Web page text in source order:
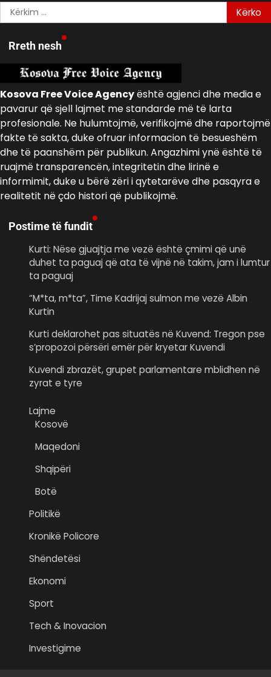
Kërko
për:
Rreth nesh
Kosova Free Voice Agencyështë agjenci dhe media e
pavarur që sjell lajmet me standarde më të larta
profesionale. Ne hulumtojmë, verifikojmë dhe raportojmë
fakte të sakta, duke ofruar informacion të besueshëm
dhe të paanshëm për publikun. Angazhimi ynë është të
ruajmë transparencën, integritetin dhe lirinë e
informimit, duke u bërë zëri i qytetarëve dhe pasqyra e
realitetit në çdo histori që publikojmë.
Postime të fundit
Kurti: Nëse gjuajtja me vezë është çmimi që unë
duhet ta paguaj që ata të vijnë në takim, jam i lumtur
ta paguaj
“M*ta, m*ta”, Time Kadrijaj sulmon me vezë Albin
Kurtin
Kurti deklarohet pas situatës në Kuvend: Tregon pse
s’propozoi përsëri emër për kryetar Kuvendi
Kuvendi zbrazët, grupet parlamentare mblidhen në
zyrat e tyre
Lajme
Kosovë
Maqedoni
Shqipëri
Botë
Politikë
Kronikë Policore
Shëndetësi
Ekonomi
Sport
Tech & Inovacion
Investigime